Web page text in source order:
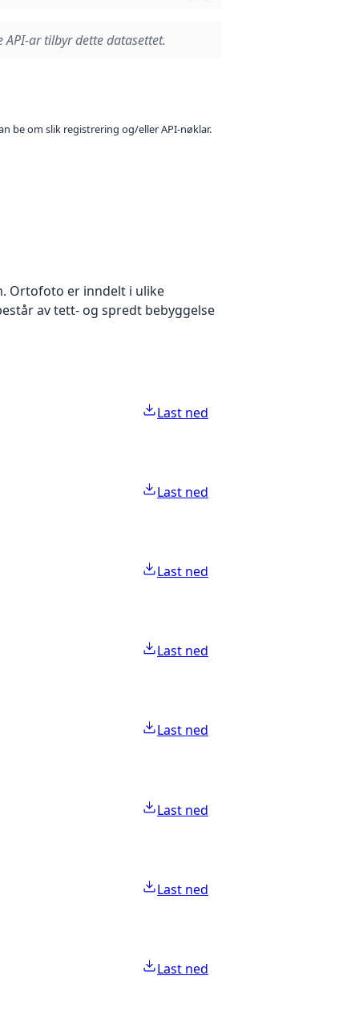
API-ar tilbyr dette datasettet.
be om slik registrering og/eller API-nøklar.
Ortofoto er inndelt i ulike
av tett- og spredt bebyggelse
Last ned
Last ned
Last ned
Last ned
Last ned
Last ned
Last ned
Last ned